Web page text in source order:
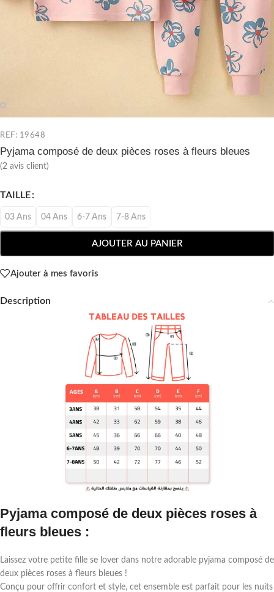
REF: 19648
Pyjama composé de deux pièces roses à fleurs bleues
(2 avis client)
TAILLE
03 Ans 04 Ans 6-7 Ans 7-8 Ans
AJOUTER AU PANIER
Ajouter à mes favoris
Description
Pyjama composé de deux pièces roses à
fleurs bleues :
Laissez votre petite fille se lover dans notre adorable pyjama composé de
deux pièces roses à fleurs bleues !
Conçu pour offrir confort et style, cet ensemble est parfait pour les nuits